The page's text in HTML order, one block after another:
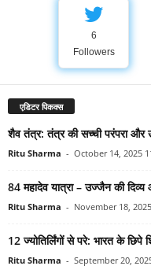
6
Followers
एडिटर पिकक्स
शैव तंत्र: तंत्र की सच्ची परंपरा और
Ritu Sharma - October 14, 2025
84 महादेव यात्रा – उज्जैन की दिव्य
Ritu Sharma - November 18,
12 ज्योतिर्लिंगों से परे: भारत के छिपे
Ritu Sharma - September 20,